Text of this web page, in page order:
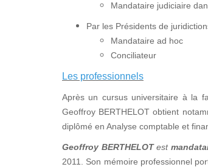
Mandataire judiciaire
Par les Présidents de
Mandataire ad hoc
Conciliateur
Les professionnels
Après un cursus universitaire à la
Geoffroy BERTHELOT obtient
diplômé en Analyse comptable et
Geoffroy BERTHELOTest
2011. Son mémoire professionnel